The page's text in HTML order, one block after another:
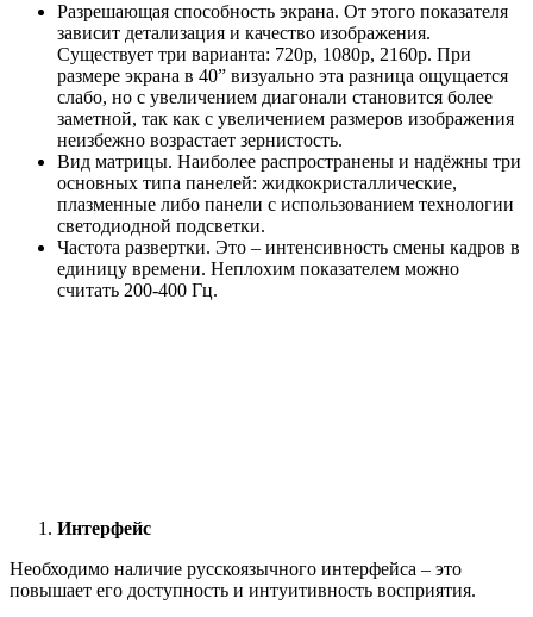
Разрешающая способность экрана. От этого показателя
зависит детализация и качество изображения.
Существует три варианта: 720p, 1080p, 2160p. При
размере экрана в 40” визуально эта разница ощущается
слабо, но с увеличением диагонали становится более
заметной, так как с увеличением размеров изображения
неизбежно возрастает зернистость.
Вид матрицы. Наиболее распространены и надёжны три
основных типа панелей: жидкокристаллические,
плазменные либо панели с использованием технологии
светодиодной подсветки.
Частота развертки. Это – интенсивность смены кадров в
единицу времени. Неплохим показателем можно
считать 200-400 Гц.
Интерфейс
Необходимо наличие русскоязычного интерфейса – это
повышает его доступность и интуитивность восприятия.